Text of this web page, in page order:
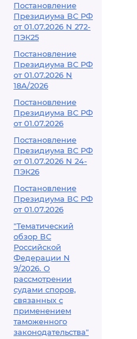
Постановление
Президиума ВС РФ
от 01.07.2026 N 272-
ПЭК25
Постановление
Президиума ВС РФ
от 01.07.2026 N
18А/2026
Постановление
Президиума ВС РФ
от 01.07.2026
Постановление
Президиума ВС РФ
от 01.07.2026 N 24-
ПЭК26
Постановление
Президиума ВС РФ
от 01.07.2026
"Тематический
обзор ВС
Российской
Федерации N
9/2026. О
рассмотрении
судами споров,
связанных с
применением
таможенного
законодательства"